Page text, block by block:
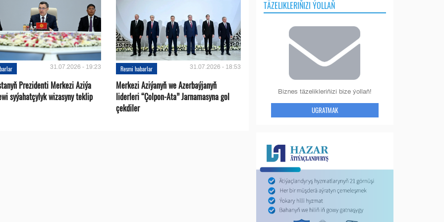
31.07.2026 - 19:23
Prezidenti Merkezi Aziýa
syýahatçylyk wizasyny teklip
Resmi habarlar 31.07.2026 - 18:53
Merkezi Aziýanyň we Azerbaýjanyň
liderleri “Çolpon-Ata” Jarnamasyna gol
çekdiler
TÄZELIKLERIŇIZI ÝOLLAŇ
Biznes täzelikleriňizi bize ýollaň!
UGRATMAK